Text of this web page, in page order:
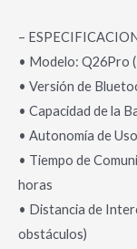
–
• Modelo: Q26Pro
• Versión de
• Capacidad de la
• Autonomía de
• Tiempo de
horas
• Distancia de
obstáculos)